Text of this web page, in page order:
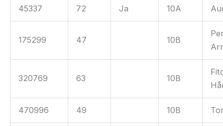
45337 72 Ja 10A
175299 47 10B
320769 63 10B
470996 49 10B